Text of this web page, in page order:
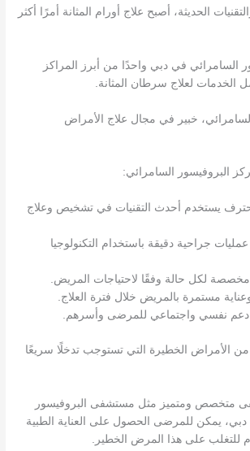
الحديثة، أصبح علاج أورام المثانة أمرًا أكثر
السامرائي في دبي واحدًا من أبرز المراكز
الخدمات لعلاج سرطان المثانة.
خبير في مجال علاج الأمراض
البروفيسور السامرائي:
يستخدم أحدث التقنيات في تشخيص وعلاج
عمليات جراحية دقيقة باستخدام التكنولوجيا
مخصصة لكل حالة وفقًا لاحتياجات المريض.
مستمرة بالمريض خلال فترة العلاج.
دعم نفسي واجتماعي للمرضى وأسرهم.
من الأمراض الخطيرة التي تستوجب تدخلًا سريعًا
متخصص ومتميز مثل مستشفى البروفيسور
يمكن للمرضى الحصول على العناية الطبية
للتغلب على هذا المرض الخطير.